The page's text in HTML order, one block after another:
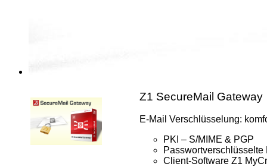
Z1 SecureMail Gateway
E-Mail Verschlüsselung:
PKI – S/MIME & PGP
Passwortverschlüsselte
Client-Software Z1